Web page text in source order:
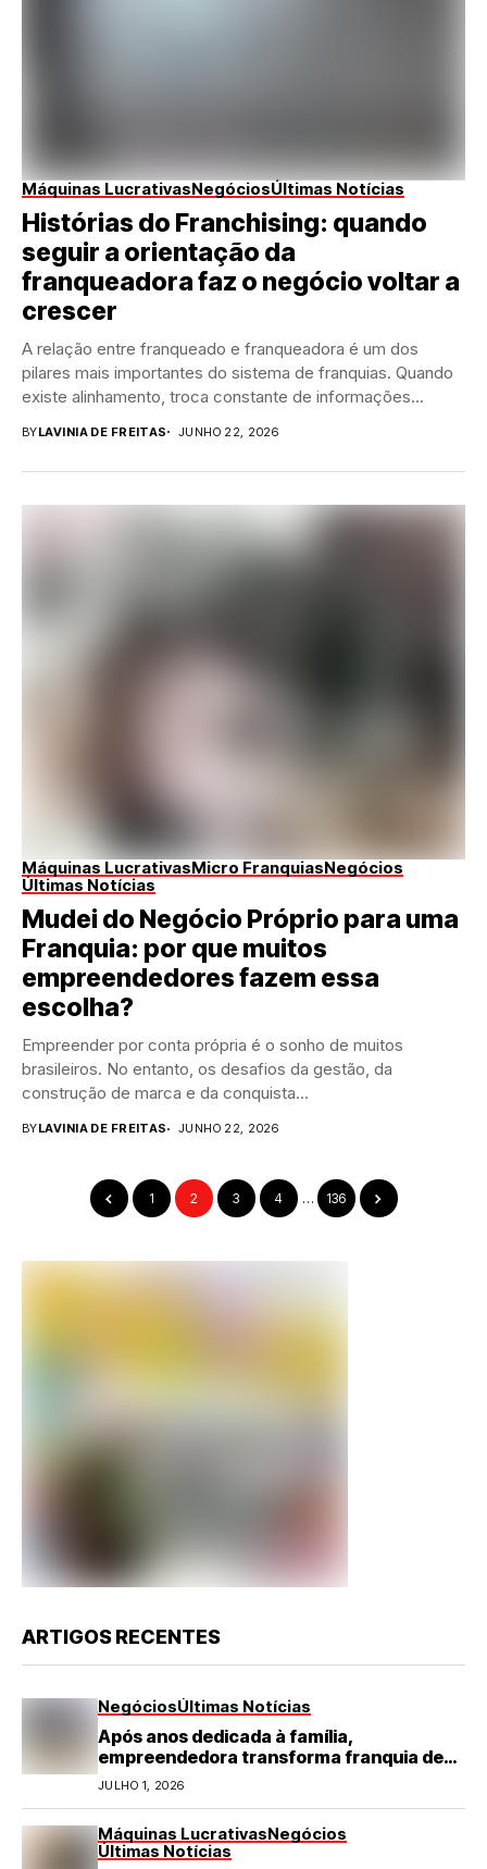
Máquinas LucrativasNegóciosÚltimas Notícias
Histórias do Franchising: quando
seguir a orientação da
franqueadora faz o negócio voltar a
crescer
A relação entre franqueado e franqueadora é um dos
pilares mais importantes do sistema de franquias. Quando
existe alinhamento, troca constante de informações...
BYLAVINIA DE FREITAS JUNHO 22, 2026
Máquinas LucrativasMicro FranquiasNegócios
Últimas Notícias
Mudei do Negócio Próprio para uma
Franquia: por que muitos
empreendedores fazem essa
escolha?
Empreender por conta própria é o sonho de muitos
brasileiros. No entanto, os desafios da gestão, da
construção de marca e da conquista...
BYLAVINIA DE FREITAS JUNHO 22, 2026
1 2 3 4 … 136
ARTIGOS RECENTES
NegóciosÚltimas Notícias
Após anos dedicada à família,
empreendedora transforma franquia de
turismo em negócio de destaque no RN
JULHO 1, 2026
Máquinas LucrativasNegócios
Últimas Notícias